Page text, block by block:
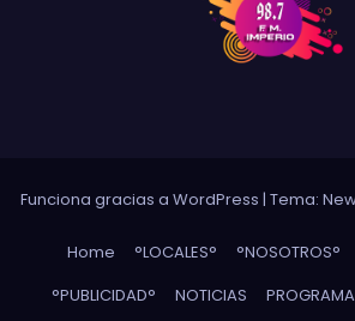
Funciona gracias a WordPress | Tema:
Home °LOCALES° °NOSOTROS°
°PUBLICIDAD°
NOTICIAS